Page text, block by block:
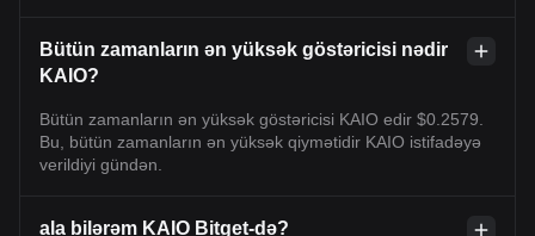
Bütün zamanların ən yüksək göstəricisi nədir
KAIO?
Bütün zamanların ən yüksək göstəricisi KAIO edir $0.2579.
Bu, bütün zamanların ən yüksək qiymətidir KAIO istifadəyə
verildiyi gündən.
ala bilərəm KAIO Bitget-də?